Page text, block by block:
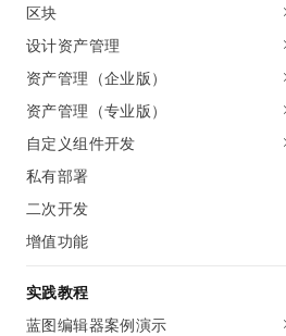
区块
设计资产管理
资产管理（企业版）
资产管理（专业版）
自定义组件开发
私有部署
二次开发
增值功能
实践教程
蓝图编辑器案例演示